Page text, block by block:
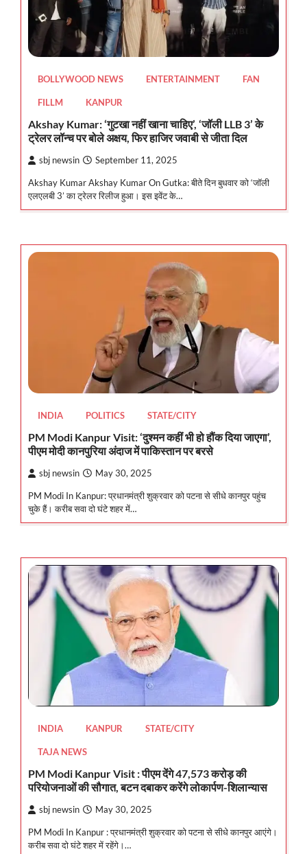
BOLLYWOOD NEWS ENTERTAINMENT FAN
FILLM KANPUR
Akshay Kumar: ‘गुटखा नहीं खाना चाहिए’, ‘जॉली LLB 3’ के
ट्रेलर लॉन्च पर बोले अक्षय, फिर हाजिर जवाबी से जीता दिल
sbj newsin September 11, 2025
Akshay Kumar Akshay Kumar On Gutka: बीते दिन बुधवार को ‘जॉली
एलएलबी 3’ का ट्रेलर रिलीज हुआ। इस इवेंट के…
INDIA POLITICS STATE/CITY
PM Modi Kanpur Visit: ‘दुश्मन कहीं भी हो हौंक दिया जाएगा’,
पीएम मोदी कानपुरिया अंदाज में पाकिस्तान पर बरसे
sbj newsin May 30, 2025
PM Modi In Kanpur: प्रधानमंत्री शुक्रवार को पटना से सीधे कानपुर पहुंच
चुके हैं। करीब सवा दो घंटे शहर में…
INDIA KANPUR STATE/CITY
TAJA NEWS
PM Modi Kanpur Visit : पीएम देंगे 47,573 करोड़ की
परियोजनाओं की सौगात, बटन दबाकर करेंगे लोकार्पण-शिलान्यास
sbj newsin May 30, 2025
PM Modi In Kanpur : प्रधानमंत्री शुक्रवार को पटना से सीधे कानपुर आएंगे।
करीब सवा दो घंटे शहर में रहेंगे।…